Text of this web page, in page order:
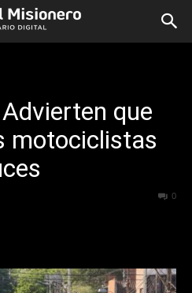
que
motociclistas
0